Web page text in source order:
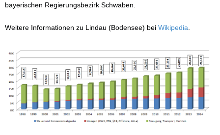
bayerischen Regierungsbezirk Schwaben.
Weitere Informationen zu Lindau (Bodensee) bei Wikipedia